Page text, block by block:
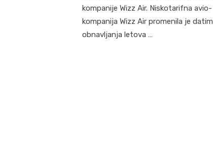
kompanije Wizz Air. Niskotarifna avio-
kompanija Wizz Air promenila je datim
obnavljanja letova …